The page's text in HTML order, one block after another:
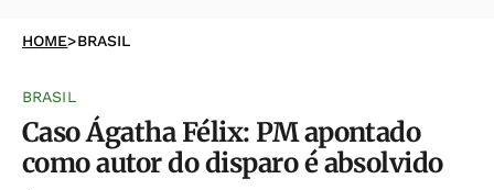
HOME>BRASIL
BRASIL
Caso Ágatha Félix: PM apontado
como autor do disparo é absolvido